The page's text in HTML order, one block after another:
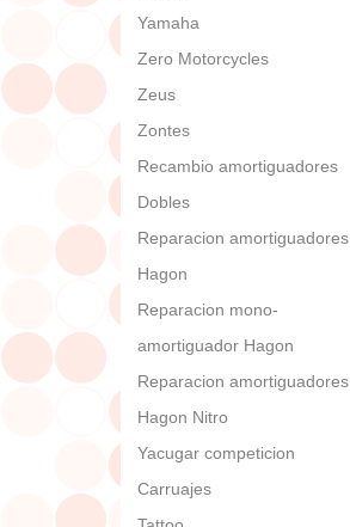
Yamaha
Zero Motorcycles
Zeus
Zontes
Recambio amortiguadores
Dobles
Reparacion amortiguadores
Hagon
Reparacion mono-
amortiguador Hagon
Reparacion amortiguadores
Hagon Nitro
Yacugar competicion
Carruajes